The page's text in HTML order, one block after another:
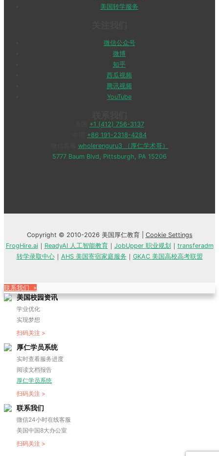
美国转学服务
微信公众号
微博
知乎
西瓜视频
腾讯视频
YouTube
+1 (412) 756-3137
+86 191-2318-4284
wholerenguru3 （厚仁学术哥）
5777 Baum Blvd, Pittsburgh, PA 15206
Copyright © 2010-2026 美国厚仁教育 | Cookie Settings
FrogHire.ai｜ ReadyAI 人工智能教育｜ JobUpper 职业规划 ｜ transferadm
转学录取中心｜ AHS 美国寄宿家庭服务 ｜ GKAC 美国高校高考联盟
联系我们 »
美国校园资讯
学业优化
实现梦想
扫码关注 >
厚仁学员系统
实时查看服务进度
阅读文档报告
厚仁学员系统
扫码关注 >
联系我们
微信24小时在线客服
美国中国8大办公室
扫码关注 >